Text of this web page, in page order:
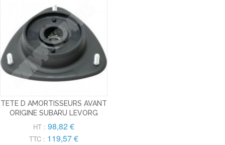
TETE D AMORTISSEURS AVANT
ORIGINE SUBARU LEVORG
HT : 98,82 €
TTC : 119,57 €